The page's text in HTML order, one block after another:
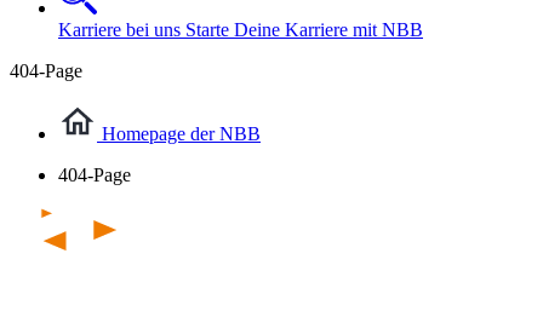
Karriere bei uns Starte Deine Karriere mit NBB
404-Page
Homepage der NBB
404-Page